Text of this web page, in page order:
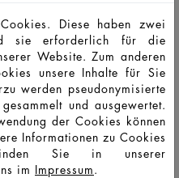
56,2 64,2 47,6 8,2
67,6 79,0 58,5 8,2
Diese haben zwei
sie erforderlich für die
Website. Zum anderen
unsere Inhalte für Sie
werden pseudonymisierte
und ausgewertet.
der Cookies können
Informationen zu Cookies
Sie in unserer
im Impressum.